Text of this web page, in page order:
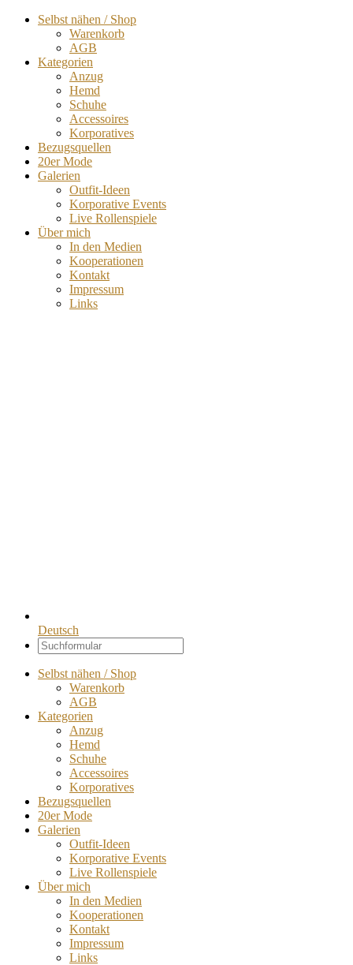
Selbst nähen / Shop
Warenkorb
AGB
Kategorien
Anzug
Hemd
Schuhe
Accessoires
Korporatives
Bezugsquellen
20er Mode
Galerien
Outfit-Ideen
Korporative Events
Live Rollenspiele
Über mich
In den Medien
Kooperationen
Kontakt
Impressum
Links
Deutsch
Selbst nähen / Shop
Warenkorb
AGB
Kategorien
Anzug
Hemd
Schuhe
Accessoires
Korporatives
Bezugsquellen
20er Mode
Galerien
Outfit-Ideen
Korporative Events
Live Rollenspiele
Über mich
In den Medien
Kooperationen
Kontakt
Impressum
Links